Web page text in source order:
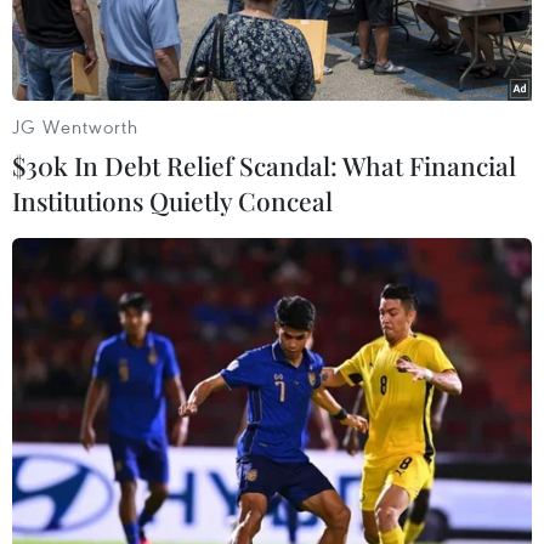
Thủ tướng Anh Theresa May. (Nguồn: Bloomberg)
Anh và Trung Quốc cùng nhất trí tăng cường
giao lưu nhân dân và trao đổi văn hóa nhằm
thắt chặt hơn nữa nền tảng xã hội trong quan
hệ giữa hai nước.
JG Wentworth
$30k In Debt Relief Scandal: What Financial
Institutions Quietly Conceal